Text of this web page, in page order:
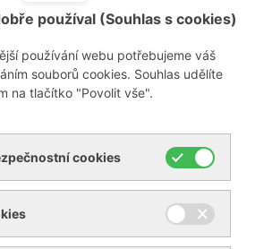
návrh vhodného zařízení
na místo vašeho určení
vám zařízení uvedeme do
Vás provoz zařízení
a přepravních nákladů
pro naše zařízení
používal (Souhlas s cookies)
používání webu potřebujeme váš
souborů cookies. Souhlas udělíte
na tlačítko "Povolit vše".
cookies